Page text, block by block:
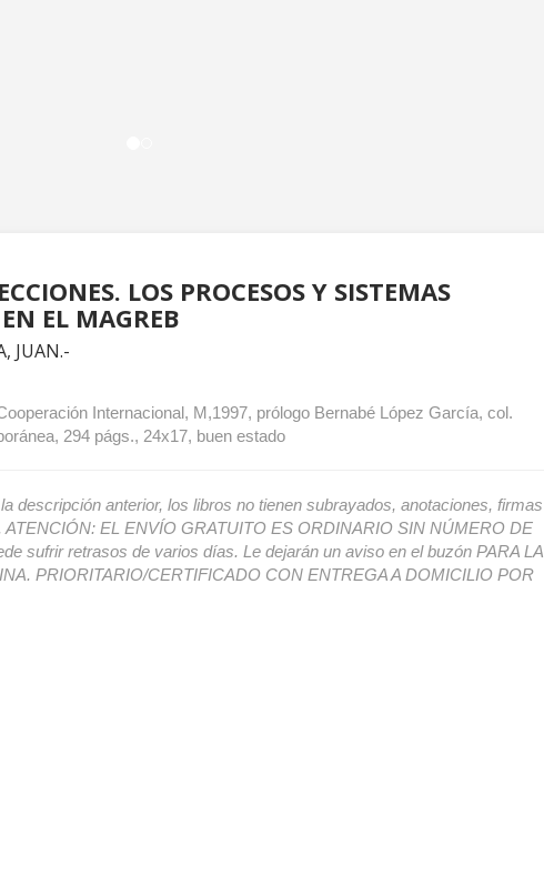
LOS PROCESOS Y SISTEMAS
EL MAGREB
JUAN.-
Internacional, M,1997, prólogo Bernabé López García, col.
294 págs., 24x17, buen estado
descripción anterior, los libros no tienen subrayados, anotaciones, firmas
ATENCIÓN: EL ENVÍO GRATUITO ES ORDINARIO SIN NÚMERO DE
sufrir retrasos de varios días. Le dejarán un aviso en el buzón PARA LA
PRIORITARIO/CERTIFICADO CON ENTREGA A DOMICILIO POR